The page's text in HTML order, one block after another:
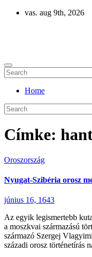
Skip
vas. aug 9th, 2026
Home
Címke:
Oroszország
Nyugat-Szibéria orosz
június 16, 1643
Az egyik legismertebb
a moszkvai származású
származó Szergej
századi orosz történetírás